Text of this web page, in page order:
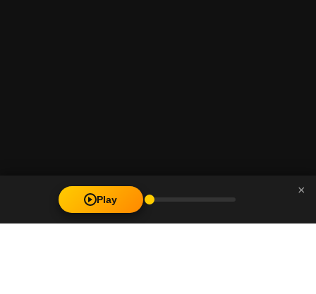
Play
×